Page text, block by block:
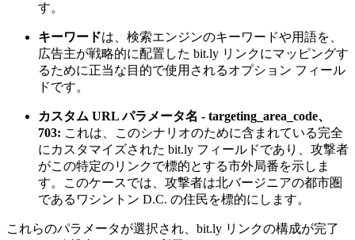
す。
キーワードは、検索エンジンのキーワードや用語を、
広告主が戦略的に配置した bit.ly リンクにマッピングす
るために正当な目的で使用されるオプション フィール
ドです。
カスタム URLパラメータ名 - targeting_area_code、
703: これは、このシナリオのために含まれている完全
にカスタマイズされた bit.ly フィールドであり、攻撃者
がこの特定のリンクで標的とする市外局番を示しま
す。このケースでは、攻撃者は北バージニアの都市圏
であるワシントン D.C. の住民を標的にします。
これらのパラメータが選択され、 bit.ly リンクの構成が完了